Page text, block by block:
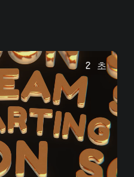
2 초